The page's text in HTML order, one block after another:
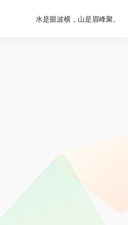
水是眼波横，山是眉峰聚。